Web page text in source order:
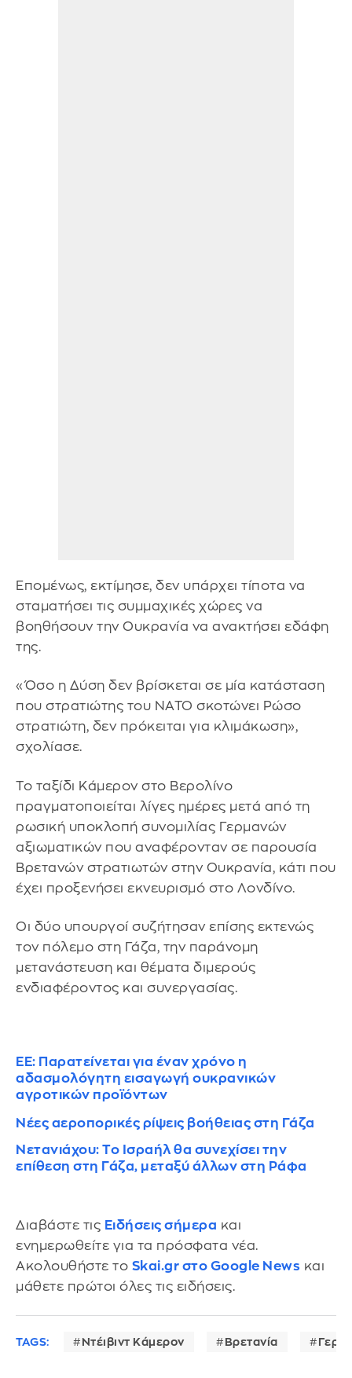
Επομένως, εκτίμησε, δεν υπάρχει τίποτα να
σταματήσει τις συμμαχικές χώρες να
βοηθήσουν την Ουκρανία να ανακτήσει εδάφη
της.
«Όσο η Δύση δεν βρίσκεται σε μία κατάσταση
που στρατιώτης του ΝΑΤΟ σκοτώνει Ρώσο
στρατιώτη, δεν πρόκειται για κλιμάκωση»,
σχολίασε.
Το ταξίδι Κάμερον στο Βερολίνο
πραγματοποιείται λίγες ημέρες μετά από τη
ρωσική υποκλοπή συνομιλίας Γερμανών
αξιωματικών που αναφέρονταν σε παρουσία
Βρετανών στρατιωτών στην Ουκρανία, κάτι που
έχει προξενήσει εκνευρισμό στο Λονδίνο.
Οι δύο υπουργοί συζήτησαν επίσης εκτενώς
τον πόλεμο στη Γάζα, την παράνομη
μετανάστευση και θέματα διμερούς
ενδιαφέροντος και συνεργασίας.
ΕΕ: Παρατείνεται για έναν χρόνο η
αδασμολόγητη εισαγωγή ουκρανικών
αγροτικών προϊόντων
Νέες αεροπορικές ρίψεις βοήθειας στη Γάζα
Νετανιάχου: Το Ισραήλ θα συνεχίσει την
επίθεση στη Γάζα, μεταξύ άλλων στη Ράφα
Διαβάστε τις Ειδήσεις σήμερα και
ενημερωθείτε για τα πρόσφατα νέα.
Ακολουθήστε το Skai.gr στο Google News και
μάθετε πρώτοι όλες τις ειδήσεις.
TAGS: Ντέιβιντ Κάμερον Βρετανία